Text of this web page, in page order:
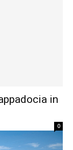
in
0